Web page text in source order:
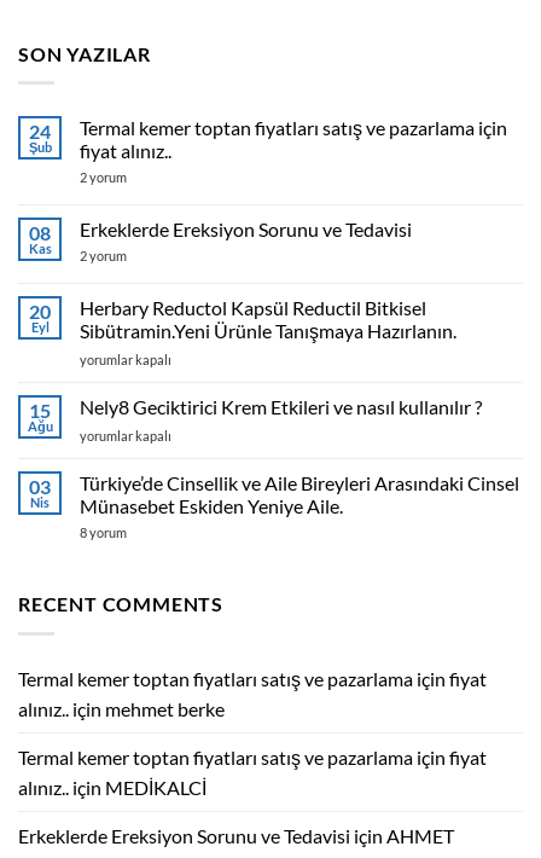
SON YAZILAR
24
Şub
Termal kemer toptan fiyatları satış ve pazarlama için
fiyat alınız..
Termal
fiyatları
satış
ve
fiyat
alınız..
için
2 yorum
08
Kas
Erkeklerde Ereksiyon Sorunu ve Tedavisi
Erkeklerde
ve
Tedavisi
için
2 yorum
20
Eyl
Herbary Reductol Kapsül Reductil Bitkisel
Sibütramin.Yeni Ürünle Tanışmaya Hazırlanın.
Herbary
Kapsül
Reductil
Bitkisel
Ürünle
Tanışmaya
için
yorumlar kapalı
15
Ağu
Nely8 Geciktirici Krem Etkileri ve nasıl kullanılır ?
Nely8
Krem
ve
nasıl
için
yorumlar kapalı
03
Nis
Türkiye’de Cinsellik ve Aile Bireyleri Arasındaki Cinsel
Münasebet Eskiden Yeniye Aile.
Türkiye’de
Arasındaki
Yeniye
Aile.
için
8 yorum
RECENT COMMENTS
Termal kemer toptan fiyatları satış ve pazarlama için fiyat
alınız.. için mehmet berke
Termal kemer toptan fiyatları satış ve pazarlama için fiyat
alınız.. için MEDİKALCİ
Erkeklerde Ereksiyon Sorunu ve Tedavisi için AHMET